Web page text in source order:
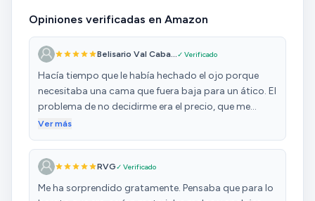
Opiniones verificadas en Amazon
Belisario Val Caba...✓ Verificado
Hacía tiempo que le había hechado el ojo porque
necesitaba una cama que fuera baja para un ático. El
problema de no decidirme era el precio, que me
parecía cara. Cuándo la vi rebajada no me lo pensé y
fácilmente y viene muy bien embalada. Pesa un
montón el paquete, es normal, son muchas piezas,
pero yo me llevé una sorpresa. Es preciosa, queda
Ver más
RVG✓ Verificado
Me ha sorprendido gratamente. Pensaba que para lo